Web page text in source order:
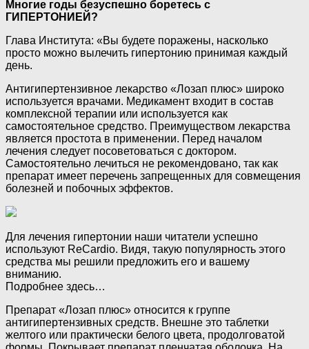
Многие годы безуспешно боретесь с
ГИПЕРТОНИЕЙ?
Глава Института: «Вы будете поражены, насколько
просто можно вылечить гипертонию принимая каждый
день.
Антигипертензивное лекарство «Лозап плюс» широко
используется врачами. Медикамент входит в состав
комплексной терапии или используется как
самостоятельное средство. Преимуществом лекарства
является простота в применении. Перед началом
лечения следует посоветоваться с доктором.
Самостоятельно лечиться не рекомендовано, так как
препарат имеет перечень запрещенных для совмещения
болезней и побочных эффектов.
Для лечения гипертонии наши читатели успешно
используют ReCardio. Видя, такую популярность этого
средства мы решили предложить его и вашему
вниманию.
Подробнее здесь…
Препарат «Лозап плюс» относится к группе
антигипертензивных средств. Внешне это таблетки
желтого или практически белого цвета, продолговатой